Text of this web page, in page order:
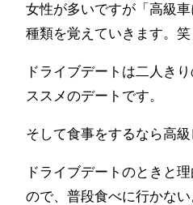
女性が多いですが「高級
種類を覚えていきます。笑
ドライブデートは二人き
ススメのデートです。
そして食事をするなら高
ドライブデートのときと
ので、普段食べに行かな